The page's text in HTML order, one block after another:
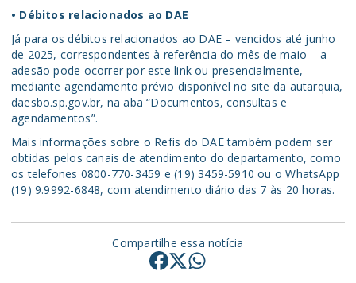
• Débitos relacionados ao DAE
Já para os débitos relacionados ao DAE – vencidos até junho
de 2025, correspondentes à referência do mês de maio – a
adesão pode ocorrer por este link ou presencialmente,
mediante agendamento prévio disponível no site da autarquia,
daesbo.sp.gov.br, na aba “Documentos, consultas e
agendamentos”.
Mais informações sobre o Refis do DAE também podem ser
obtidas pelos canais de atendimento do departamento, como
os telefones 0800-770-3459 e (19) 3459-5910 ou o WhatsApp
(19) 9.9992-6848, com atendimento diário das 7 às 20 horas.
Compartilhe essa notícia